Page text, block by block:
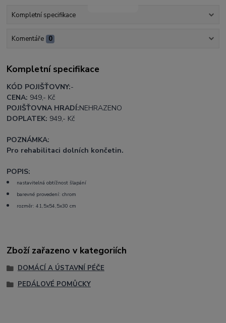
Kompletní specifikace
Komentáře 0
Kompletní specifikace
KÓD POJIŠŤOVNY:-
CENA: 949,- Kč
POJIŠŤOVNA HRADÍ:NEHRAZENO
DOPLATEK: 949,- Kč
POZNÁMKA:
Pro rehabilitaci dolních končetin.
POPIS:
nastavitelná obtížnost šlapání
barevné provedení: chrom
rozměr: 41,5x54,5x30 cm
Zboží zařazeno v kategoriích
DOMÁCÍ A ÚSTAVNÍ PÉČE
PEDÁLOVÉ POMŮCKY